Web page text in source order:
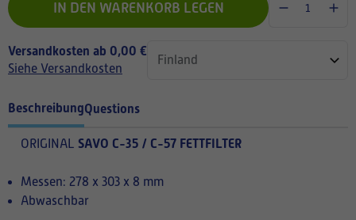
IN DEN WARENKORB LEGEN
Versandkosten ab 0,00 €
Siehe Versandkosten
BeschreibungQuestions
ORIGINAL SAVO C-35 / C-57 FETTFILTER
Messen: 278 x 303 x 8 mm
Abwaschbar